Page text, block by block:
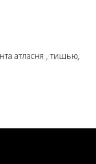
атласня , тишью,